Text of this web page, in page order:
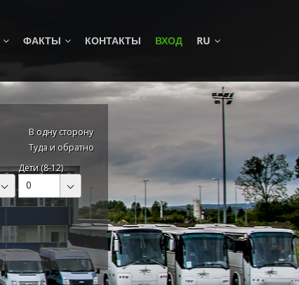
ФАКТЫ КОНТАКТЫ ВХОД RU
В одну сторону
Туда и обратно
Дети (8-12)
0